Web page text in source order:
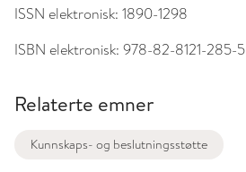
ISSN elektronisk: 1890-1298
ISBN elektronisk: 978-82-8121-285-5
Relaterte emner
Kunnskaps- og beslutningsstøtte